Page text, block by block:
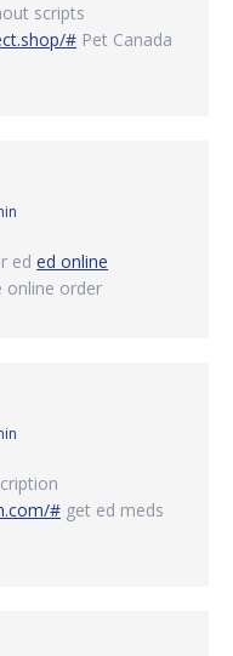
scripts
# Pet Canada
ed ed online
online order
# get ed meds